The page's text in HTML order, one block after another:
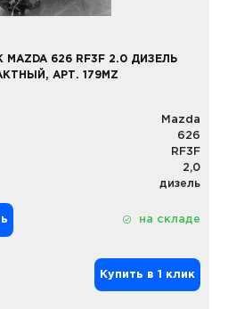
626 RF3F 2.0 ДИЗЕЛЬ
АРТ. 179MZ
Mazda
626
RF3F
2,0
дизель
на складе
Купить в 1 клик